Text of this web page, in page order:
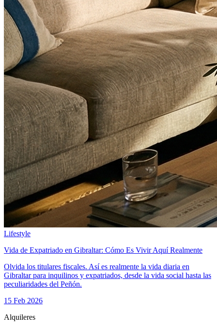
Lifestyle
Vida de Expatriado en Gibraltar: Cómo Es Vivir Aquí Realmente
Olvida los titulares fiscales. Así es realmente la vida diaria en
Gibraltar para inquilinos y expatriados, desde la vida social hasta las
peculiaridades del Peñón.
15 Feb 2026
Alquileres